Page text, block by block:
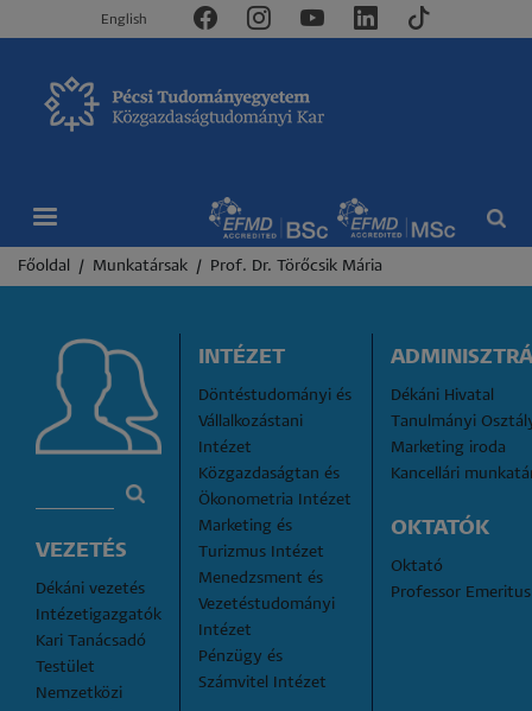
English
Morzsa
Főoldal Munkatársak Prof. Dr. Törőcsik Mária
VEZETÉS
Dékáni vezetés
Intézetigazgatók
Kari Tanácsadó
Testület
Nemzetközi
INTÉZET
Döntéstudományi és
Vállalkozástani
Intézet
Közgazdaságtan és
Ökonometria Intézet
Marketing és
Turizmus Intézet
Menedzsment és
Vezetéstudományi
Intézet
Pénzügy és
Számvitel Intézet
Dékáni Hivatal
Tanulmányi
Marketing iroda
Kancellári
OKTATÓK
Oktató
Professor Emeritus